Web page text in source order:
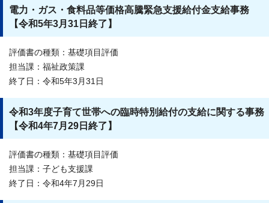
電力・ガス・食料品等価格高騰緊急支援給付金支給事務
【令和5年3月31日終了】
評価書の種類：基礎項目評価
担当課：福祉政策課
終了日：令和5年3月31日
令和3年度子育て世帯への臨時特別給付の支給に関する事務
【令和4年7月29日終了】
評価書の種類：基礎項目評価
担当課：子ども支援課
終了日：令和4年7月29日